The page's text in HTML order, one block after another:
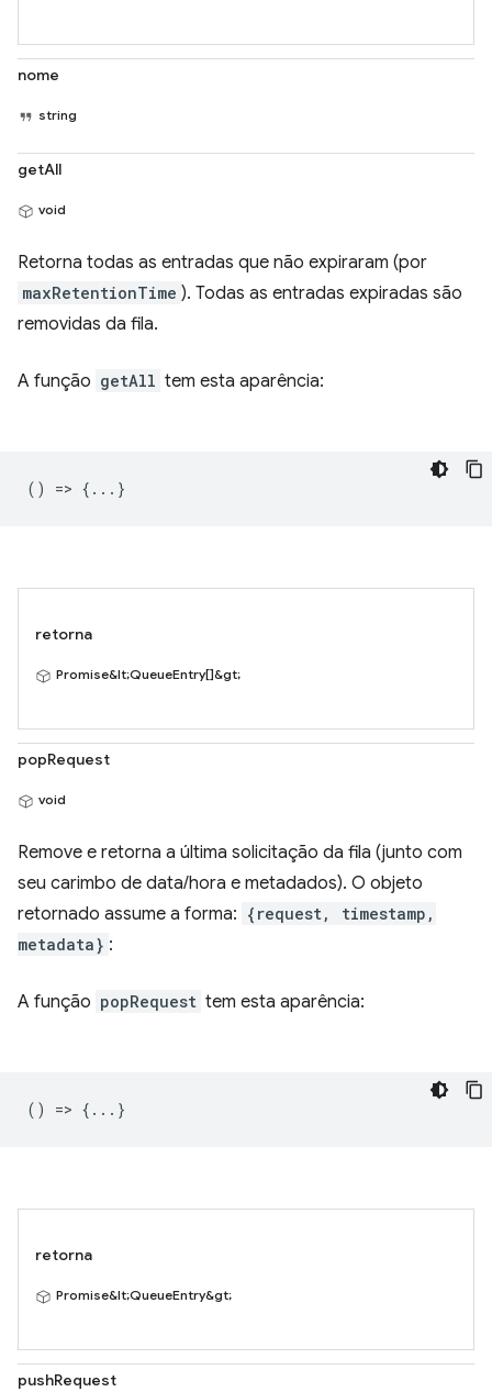
nome
string
getAll
void
Retorna todas as entradas que não expiraram (por
maxRetentionTime ). Todas as entradas expiradas são
removidas da fila.
A função getAll tem esta aparência:
() => {...}
retorna
Promise&lt;QueueEntry[]&gt;
popRequest
void
Remove e retorna a última solicitação da fila (junto com
seu carimbo de data/hora e metadados). O objeto
retornado assume a forma: {request, timestamp,
metadata} :
A função popRequest tem esta aparência:
() => {...}
retorna
Promise&lt;QueueEntry&gt;
pushRequest